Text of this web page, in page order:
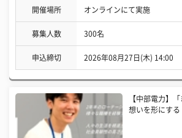
開催場所 オンラインにて実施
募集人数 300名
申込締切 2026年08月27日(木) 14:00
【中部電力】
想いを形にする